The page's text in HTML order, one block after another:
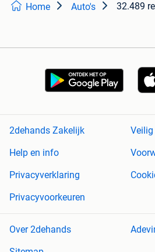
Home Auto's 32.489
2dehands Zakelijk
Veilig
Help en info
Privacyverklaring
Privacyvoorkeuren
Over 2dehands